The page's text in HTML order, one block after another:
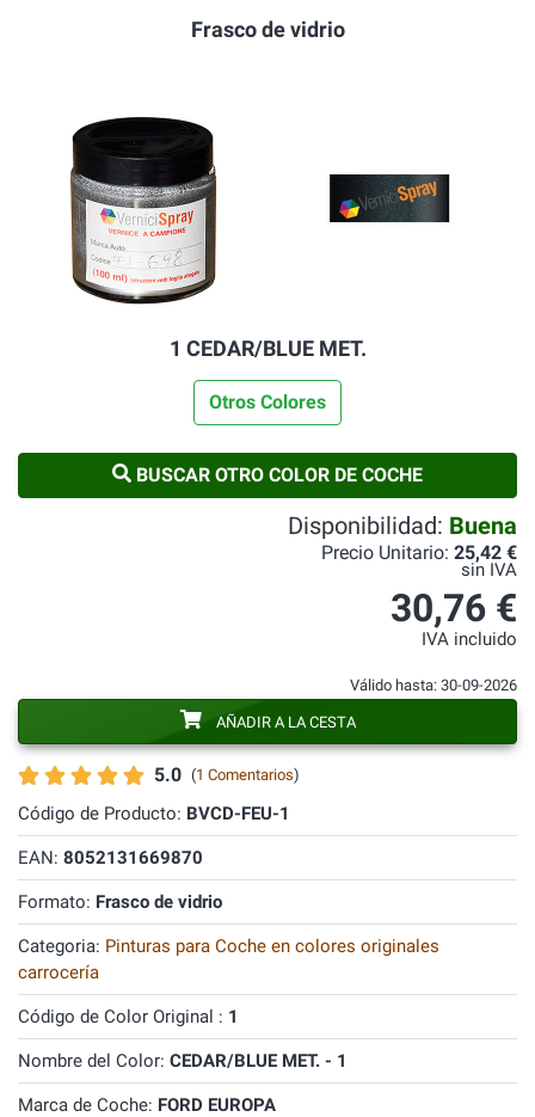
Frasco de vidrio
1 CEDAR/BLUE MET.
Otros Colores
BUSCAR OTRO COLOR DE COCHE
5.0 (1 Comentarios)
Código de Producto: BVCD-FEU-1
EAN: 8052131669870
Formato: Frasco de vidrio
Categoria: Pinturas para Coche en colores originales
carrocería
Código de Color Original : 1
Nombre del Color: CEDAR/BLUE MET. - 1
Marca de Coche: FORD EUROPA
Disponibilidad: Buena
Precio Unitario: 25,42 €
sin IVA
30,76 €
IVA incluido
Válido hasta: 30-09-2026
AÑADIR A LA CESTA